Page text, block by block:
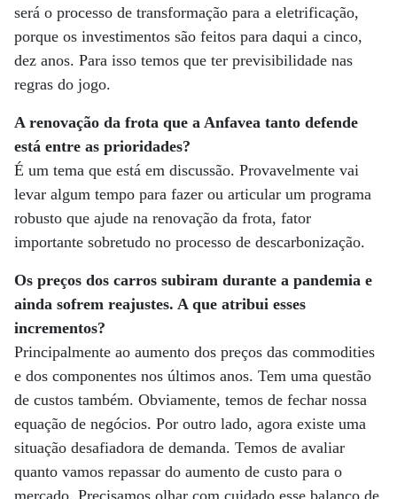
será o processo de transformação para a eletrificação,
porque os investimentos são feitos para daqui a cinco,
dez anos. Para isso temos que ter previsibilidade nas
regras do jogo.
A renovação da frota que a Anfavea tanto defende
está entre as prioridades?
É um tema que está em discussão. Provavelmente vai
levar algum tempo para fazer ou articular um programa
robusto que ajude na renovação da frota, fator
importante sobretudo no processo de descarbonização.
Os preços dos carros subiram durante a pandemia e
ainda sofrem reajustes. A que atribui esses
incrementos?
Principalmente ao aumento dos preços das commodities
e dos componentes nos últimos anos. Tem uma questão
de custos também. Obviamente, temos de fechar nossa
equação de negócios. Por outro lado, agora existe uma
situação desafiadora de demanda. Temos de avaliar
quanto vamos repassar do aumento de custo para o
mercado. Precisamos olhar com cuidado esse balanço de